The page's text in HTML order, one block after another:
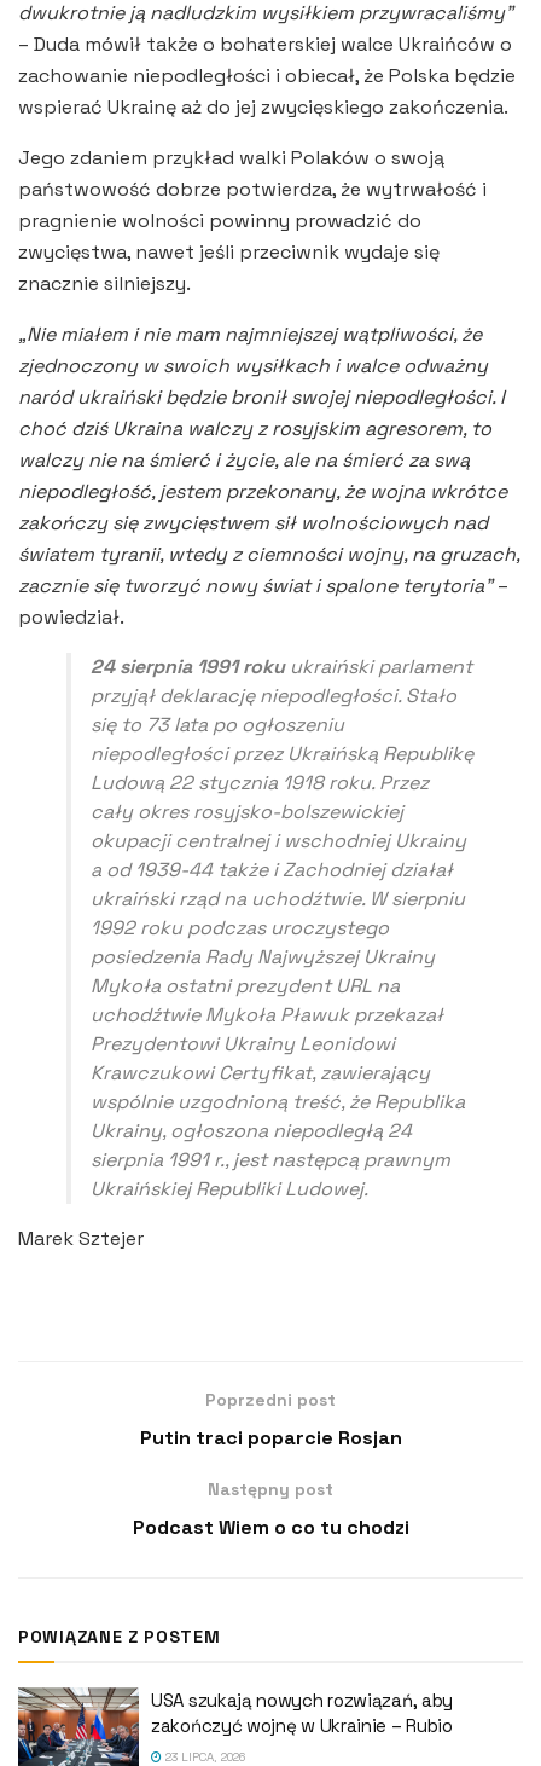
dwukrotnie ją nadludzkim wysiłkiem przywracaliśmy”
– Duda mówił także o bohaterskiej walce Ukraińców o
zachowanie niepodległości i obiecał, że Polska będzie
wspierać Ukrainę aż do jej zwycięskiego zakończenia.
Jego zdaniem przykład walki Polaków o swoją
państwowość dobrze potwierdza, że wytrwałość i
pragnienie wolności powinny prowadzić do
zwycięstwa, nawet jeśli przeciwnik wydaje się
znacznie silniejszy.
„Nie miałem i nie mam najmniejszej wątpliwości, że
zjednoczony w swoich wysiłkach i walce odważny
naród ukraiński będzie bronił swojej niepodległości. I
choć dziś Ukraina walczy z rosyjskim agresorem, to
walczy nie na śmierć i życie, ale na śmierć za swą
niepodległość, jestem przekonany, że wojna wkrótce
zakończy się zwycięstwem sił wolnościowych nad
światem tyranii, wtedy z ciemności wojny, na gruzach,
zacznie się tworzyć nowy świat i spalone terytoria”–
powiedział.
24 sierpnia 1991 rokuukraiński parlament
przyjął deklarację niepodległości. Stało
się to 73 lata po ogłoszeniu
niepodległości przez Ukraińską Republikę
Ludową 22 stycznia 1918 roku. Przez
cały okres rosyjsko-bolszewickiej
okupacji centralnej i wschodniej Ukrainy
a od 1939-44 także i Zachodniej działał
ukraiński rząd na uchodźtwie. W sierpniu
1992 roku podczas uroczystego
posiedzenia Rady Najwyższej Ukrainy
Mykoła ostatni prezydent URL na
uchodźtwie Mykoła Pławuk przekazał
Prezydentowi Ukrainy Leonidowi
Krawczukowi Certyfikat, zawierający
wspólnie uzgodnioną treść, że Republika
Ukrainy, ogłoszona niepodległą 24
sierpnia 1991 r., jest następcą prawnym
Ukraińskiej Republiki Ludowej.
Marek Sztejer
Poprzedni post
Putin traci poparcie Rosjan
Następny post
Podcast Wiem o co tu chodzi
POWIĄZANE Z POSTEM
USA szukają nowych rozwiązań, aby
zakończyć wojnę w Ukrainie – Rubio
23 LIPCA, 2026